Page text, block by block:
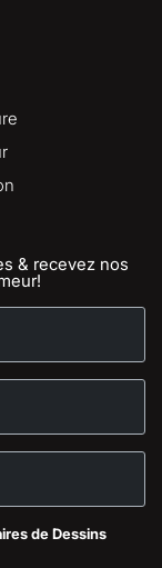
& recevez nos
de Dessins